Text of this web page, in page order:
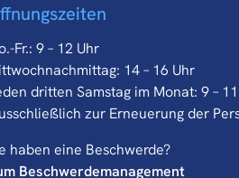
Fr.: 9 – 12 Uhr
14 – 16 Uhr
dritten Samstag im Monat: 9 – 11
zur Erneuerung der
haben eine Beschwerde?
Beschwerdemanagement